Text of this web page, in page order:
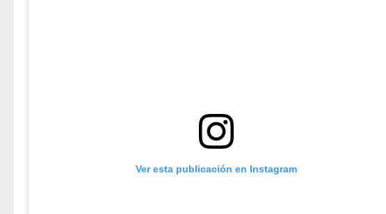
Ver esta publicación en Instagram